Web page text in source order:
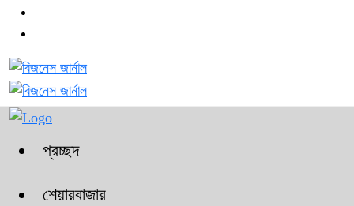
প্রচ্ছদ
শেয়ারবাজার